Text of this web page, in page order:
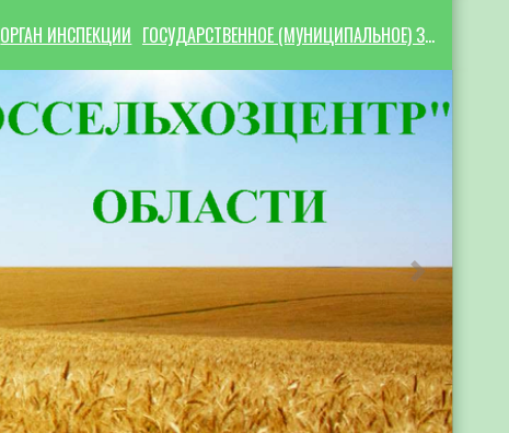
ОРГАН ИНСПЕКЦИИ ГОСУДАРСТВЕННОЕ (МУНИЦИПАЛЬНОЕ) ЗАДАНИЕ
Следующий